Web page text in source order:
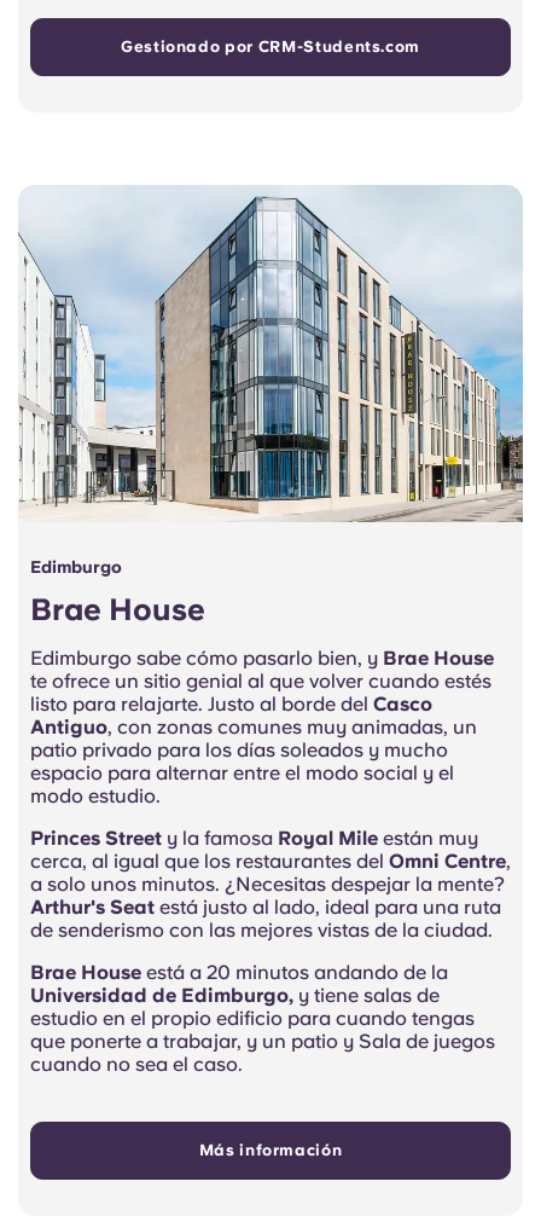
Gestionado por CRM-Students.com
Edimburgo
Brae House
Edimburgo sabe cómo pasarlo bien, y Brae House
te ofrece un sitio genial al que volver cuando estés
listo para relajarte. Justo al borde del Casco
Antiguo, con zonas comunes muy animadas, un
patio privado para los días soleados y mucho
espacio para alternar entre el modo social y el
modo estudio.
Princes Street y la famosa Royal Mile están muy
cerca, al igual que los restaurantes del Omni Centre,
a solo unos minutos. ¿Necesitas despejar la mente?
Arthur's Seat está justo al lado, ideal para una ruta
de senderismo con las mejores vistas de la ciudad.
Brae House está a 20 minutos andando de la
Universidad de Edimburgo, y tiene salas de
estudio en el propio edificio para cuando tengas
que ponerte a trabajar, y un patio y Sala de juegos
cuando no sea el caso.
Más información